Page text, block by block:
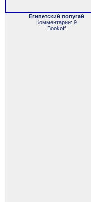
Египетский попугай
Комментарии: 9
Bookoff